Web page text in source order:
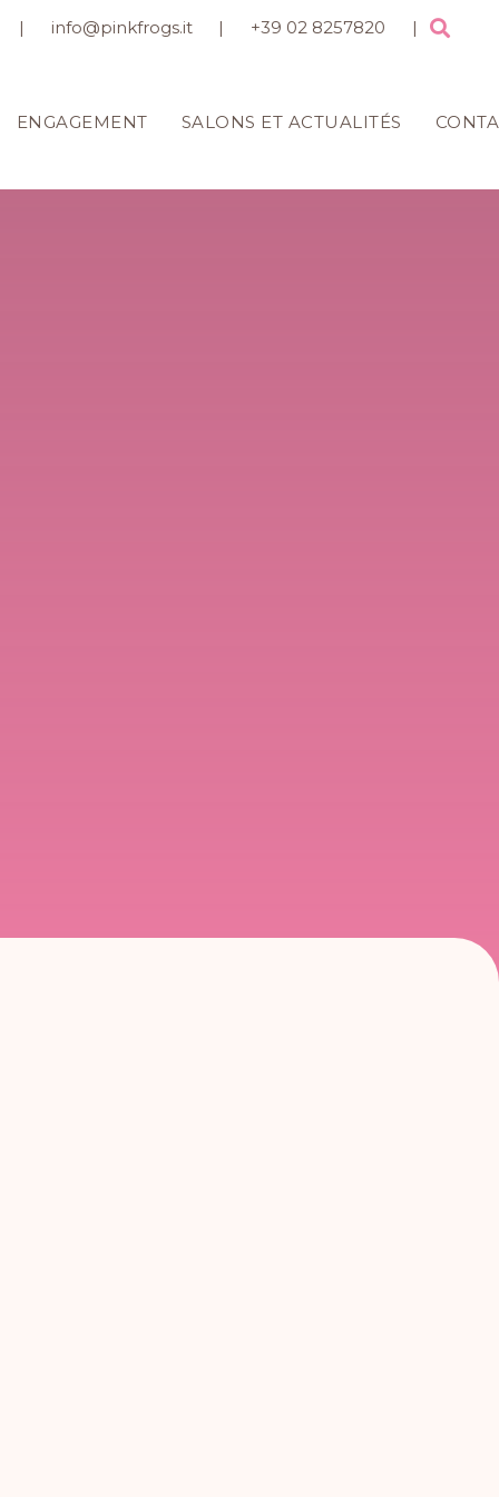
| info@pinkfrogs.it | +39 02 8257820 |
ENGAGEMENT SALONS ET ACTUALITÉS